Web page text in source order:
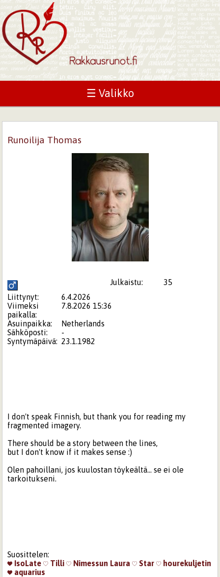
☰ Valikko
Runoilija Thomas
Julkaistu:
35
Liittynyt:
6.4.2026
Viimeksi
paikalla:
7.8.2026 15:36
Asuinpaikka:
Netherlands
Sähköposti:
-
Syntymäpäivä: 23.1.1982
I don't speak Finnish, but thank you for reading my
fragmented imagery.
There should be a story between the lines,
but I don't know if it makes sense :)
Olen pahoillani, jos kuulostan töykeältä... se ei ole
tarkoitukseni.
Suosittelen:
IsoLate
Tilli Nimessun Laura Star
hourekuljetin
aquarius